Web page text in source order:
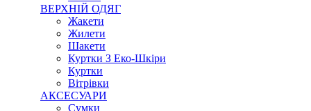
ВЕРХНІЙ ОДЯГ
Жакети
Жилети
Шакети
Куртки З Еко-Шкіри
Куртки
Вітрівки
АКСЕСУАРИ
Сумки